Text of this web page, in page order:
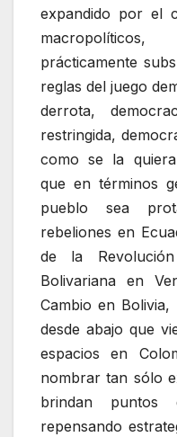
expandido por el
prácticamente
reglas del juego
derrota,
restringida,
como se la
que en términos
pueblo sea
rebeliones en
de la
Bolivariana en
Cambio en
desde abajo que
espacios en
nombrar tan sólo
brindan
repensando